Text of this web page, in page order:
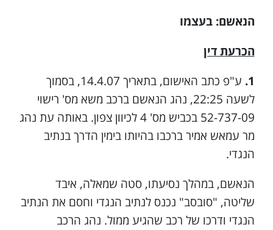
הנאשם: בעצמו
הכרעת דין
1.
ע"פ כתב האישום, בתאריך 14.4.07, בסמוך
לשעה 22:25, נהג הנאשם ברכב משא מס' רישוי
52-737-09 בכביש מס' 4 לכיוון צפון. באותה עת נהג
מר עמאש אמיר ברכבו בהיותו בימין הדרך בנתיב
הנגדי.
הנאשם, במהלך נסיעתו, סטה שמאלה, איבד
שליטה, "סובסב" נכנס לנתיב הנגדי וחסם את הנתיב
הנגדי ודרכו של רכב שהגיע ממול. נהג הרכב